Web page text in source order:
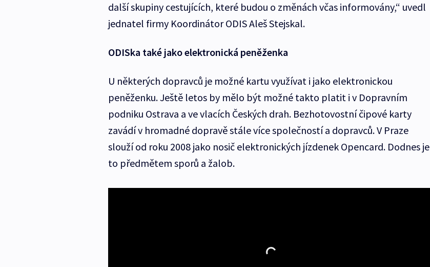
další skupiny cestujících, které budou o změnách včas informovány,“ uvedl
jednatel firmy Koordinátor ODIS Aleš Stejskal.
ODISka také jako elektronická peněženka
U některých dopravců je možné kartu využívat i jako elektronickou
peněženku. Ještě letos by mělo být možné takto platit i v Dopravním
podniku Ostrava a ve vlacích Českých drah. Bezhotovostní čipové karty
zavádí v hromadné dopravě stále více společností a dopravců. V Praze
slouží od roku 2008 jako nosič elektronických jízdenek Opencard. Dodnes je
to předmětem sporů a žalob.